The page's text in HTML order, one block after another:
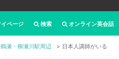
オンライン英会話
検索
ページ
瀬・柳瀬川駅周辺 日本人講師がいる